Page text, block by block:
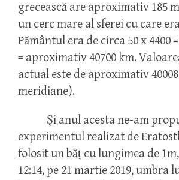
grecească are aproximativ
un cerc mare al sferei cu care
Pământul era de circa 50 x 4400
= aproximativ 40700 km.
actual este de aproximativ
meridiane).
Și anul acesta ne-am
experimentul realizat de
folosit un băț cu lungimea de
12:14, pe 21 martie 2019, umbra